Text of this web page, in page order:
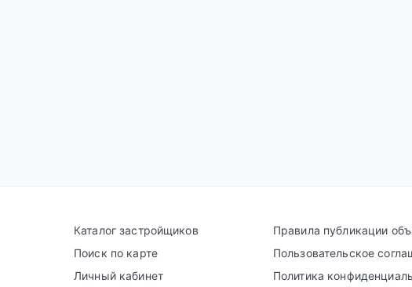
Каталог застройщиков
Поиск по карте
Личный кабинет
Правила публикации
Пользовательское
Политика